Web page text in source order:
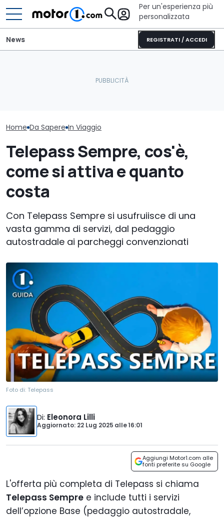
Per un'esperienza più
personalizzata
REGISTRATI / ACCEDI
News
Home Da Sapere In Viaggio
Telepass Sempre, cos'è,
come si attiva e quanto
costa
Con Telepass Sempre si usufruiisce di una
vasta gamma di servizi, dal pedaggio
autostradale ai parcheggi convenzionati
Foto di: Telepass
Di: Eleonora Lilli
Aggiornato: 22 Lug 2025 alle16:01
Aggiungi Motor1.com alle
fonti preferite su Google
L'offerta più completa di Telepass si chiama
Telepass Sempre e include tutti i servizi
dell’opzione Base (pedaggio autostradale,